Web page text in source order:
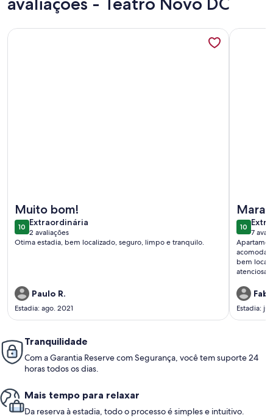
Muito bom!
1010 de 10
Extraordinária
extraordinária
2 avaliações
(2
Otima estadia, bem localizado, seguro, limpo e tranquilo.
Paulo R.
Estadia: ago. 2021
Mais informações sobre Apartamento Familiar Completo
1010 de 10
7
(7
bem
atenciosa,
Estadia:
Mais
Tranquilidade
Com a Garantia Reserve com Segurança, você tem suporte 24
horas todos os dias.
Mais tempo para relaxar
Da reserva à estadia, todo o processo é simples e intuitivo.